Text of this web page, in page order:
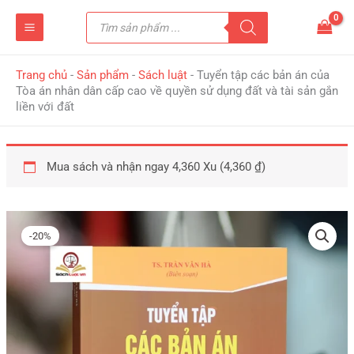
Tìm
kiếm
sản
Trang chủ - Sản phẩm - Sách luật - Tuyển tập các bản án của
Tòa án nhân dân cấp cao về quyền sử dụng đất và tài sản gắn
liền với đất
Mua sách và nhận ngay 4,360 Xu (4,360 ₫)
-20%
gốc
545,000 ₫.
Giá
hiện
là:
436,000 ₫.
án
án